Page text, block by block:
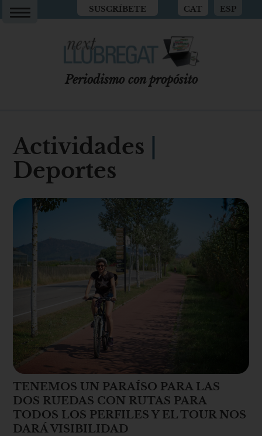
SUSCRÍBETE CAT ESP
Periodismo con propósito
Actividades
Deportes
TENEMOS UN PARAÍSO PARA LAS
DOS RUEDAS CON RUTAS PARA
TODOS LOS PERFILES Y EL TOUR NOS
DARÁ VISIBILIDAD